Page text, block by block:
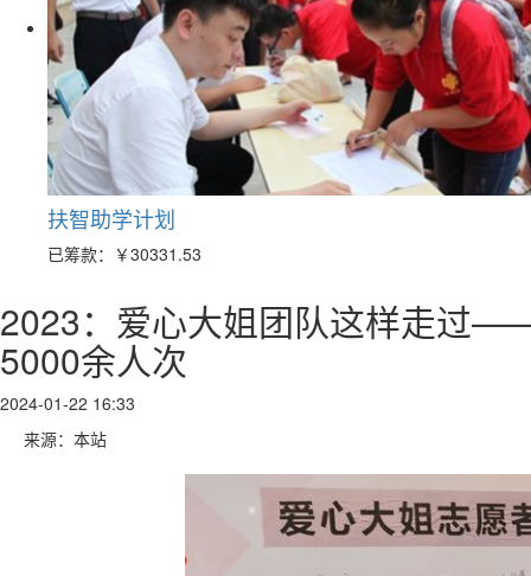
扶智助学计划
已筹款： ￥30331.53
2023：爱心大姐团队这样走过
5000余人次
2024-01-22 16:33
来源：本站